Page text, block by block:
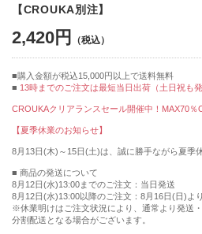
【CROUKA別注】
2,420円
購入金額が税込15,000円以上で送料無料
13時までのご注文は最短当日出荷（土日祝も発
CROUKAクリアランスセール開催中！MAX70％
【夏季休業のお知らせ】
8月13日(木)～15日(土)は、誠に勝手ながら夏季
■ 商品の発送について
8月12日(水)13:00までのご注文：当日発送
8月12日(水)13:00以降のご注文：8月16日(日)よ
※休業明けはご注文状況により、通常より発送
分割配送となる場合がございます。